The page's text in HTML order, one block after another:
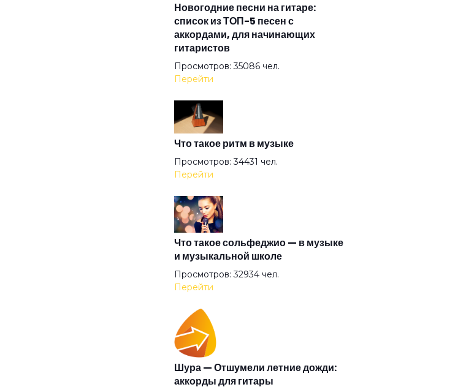
Звезда рок-н-ролла
Золотые львы
Иллюзии
Когда я знал тебя совсем другой
Мария
Милый доктор
Несоответствия
Новая тема для рок-н-ролла
Новогодние песни на гитаре:
список из ТОП-5 песен с
аккордами, для начинающих
гитаристов
Просмотров: 35086 чел.
Перейти
Что такое ритм в музыке
Просмотров: 34431 чел.
Перейти
Что такое сольфеджио — в музыке
и музыкальной школе
Просмотров: 32934 чел.
Перейти
Шура — Отшумели летние дожди:
аккорды для гитары